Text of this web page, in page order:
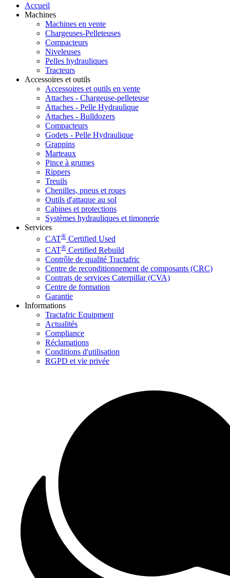
Accueil
Machines
Machines en vente
Chargeuses-Pelleteuses
Compacteurs
Niveleuses
Pelles hydrauliques
Tracteurs
Accessoires et outils
Accessoires et outils en vente
Attaches - Chargeuse-pelleteuse
Attaches - Pelle Hydraulique
Attaches - Bulldozers
Compacteurs
Godets - Pelle Hydraulique
Grappins
Marteaux
Pince à grumes
Rippers
Treuils
Chenilles, pneus et roues
Outils d'attaque au sol
Cabines et protections
Systèmes hydrauliques et timonerie
Services
CAT® Certified Used
CAT® Certified Rebuild
Contrôle de qualité Tractafric
Centre de reconditionnement de composants (CRC)
Contrats de services Caterpillar (CVA)
Centre de formation
Garantie
Informations
Tractafric Equipment
Actualités
Compliance
Réclamations
Conditions d'utilisation
RGPD et vie privée